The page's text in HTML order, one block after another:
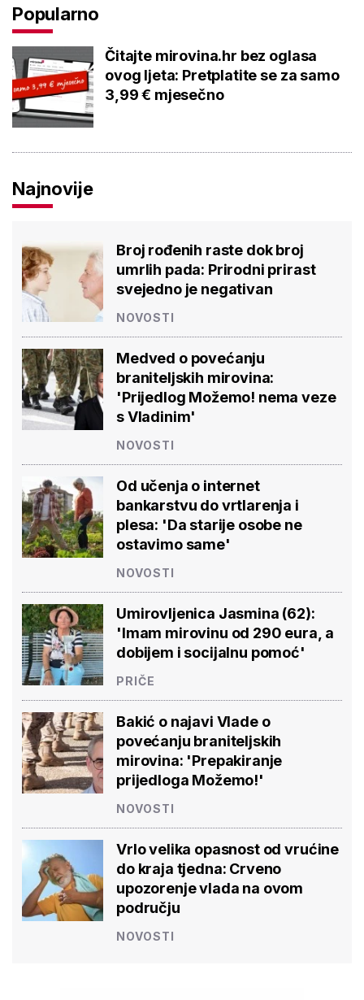
Popularno
Čitajte mirovina.hr bez oglasa
ovog ljeta: Pretplatite se za samo
3,99 € mjesečno
Najnovije
Broj rođenih raste dok broj
umrlih pada: Prirodni prirast
svejedno je negativan
NOVOSTI
Medved o povećanju
braniteljskih mirovina:
'Prijedlog Možemo! nema veze
s Vladinim'
NOVOSTI
Od učenja o internet
bankarstvu do vrtlarenja i
plesa: 'Da starije osobe ne
ostavimo same'
NOVOSTI
Umirovljenica Jasmina (62):
'Imam mirovinu od 290 eura, a
dobijem i socijalnu pomoć'
PRIČE
Bakić o najavi Vlade o
povećanju braniteljskih
mirovina: 'Prepakiranje
prijedloga Možemo!'
NOVOSTI
Vrlo velika opasnost od vrućine
do kraja tjedna: Crveno
upozorenje vlada na ovom
području
NOVOSTI